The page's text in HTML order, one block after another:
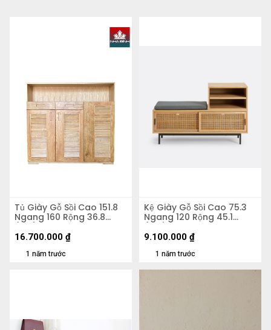
Tủ Giày Gỗ Sồi Cao 151.8
Ngang 160 Rộng 36.8
(cm)
1 năm trước
16.700.000 ₫
Kệ Giày Gỗ Sồi Cao 75.3
Ngang 120 Rộng 45.1
(cm)
1 năm trước
9.100.000 ₫